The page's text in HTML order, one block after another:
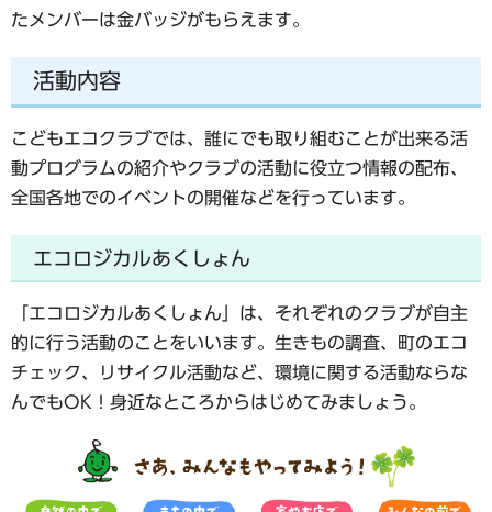
たメンバーは金バッジがもらえます。
活動内容
こどもエコクラブでは、誰にでも取り組むことが出来る活
動プログラムの紹介やクラブの活動に役立つ情報の配布、
全国各地でのイベントの開催などを行っています。
エコロジカルあくしょん
「エコロジカルあくしょん」は、それぞれのクラブが自主
的に行う活動のことをいいます。生きもの調査、町のエコ
チェック、リサイクル活動など、環境に関する活動ならな
んでもOK！身近なところからはじめてみましょう。